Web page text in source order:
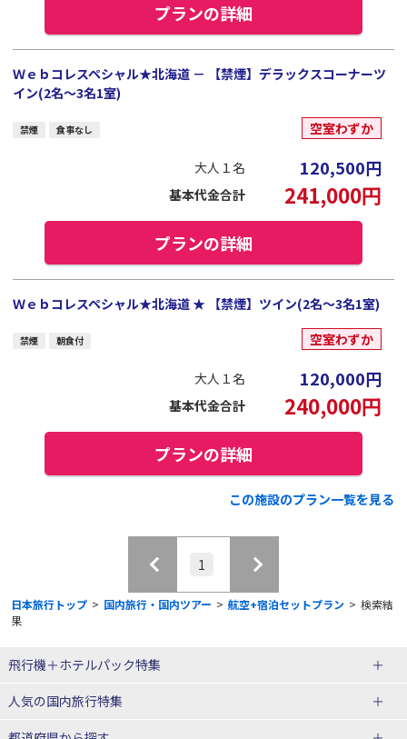
プランの詳細
Ｗｅｂコレスペシャル★北海道 － 【禁煙】デラックスコーナーツ
イン(2名～3名1室)
禁煙 食事なし 空室わずか
大人１名 120,500円
基本代金合計 241,000円
プランの詳細
Ｗｅｂコレスペシャル★北海道 ★ 【禁煙】ツイン(2名～3名1室)
禁煙 朝食付 空室わずか
大人１名 120,000円
基本代金合計 240,000円
プランの詳細
この施設のプラン一覧を見る
1
日本旅行トップ > 国内旅行・国内ツアー > 航空+宿泊セットプラン > 検索結
果
飛行機＋ホテルパック特集
赤い風船ダイナミックパッケージ
ＪＡＬで行く飛行機+ホテルパック
人気の国内旅行特集